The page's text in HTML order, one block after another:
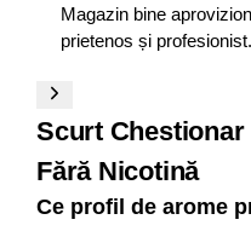
Magazin bine
prietenos și profesionist.
Scurt
Fără Nicotină
Ce profil de arome